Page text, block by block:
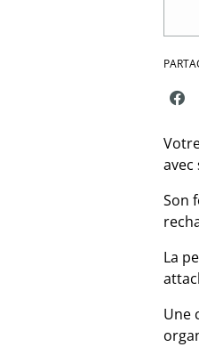
avec
Son
La
Une